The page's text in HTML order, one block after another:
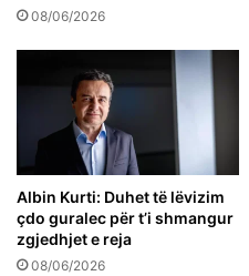
08/06/2026
Albin Kurti: Duhet të lëvizim
çdo guralec për t’i shmangur
zgjedhjet e reja
08/06/2026